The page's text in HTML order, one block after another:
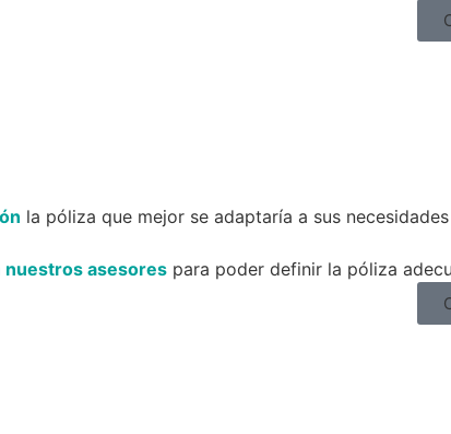
la póliza que mejor se adaptaría a sus necesidades
nuestros asesores para poder definir la póliza